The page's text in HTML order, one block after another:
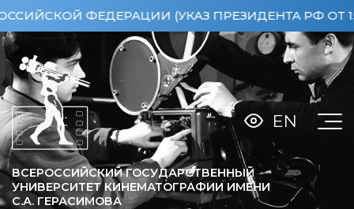
ФЕДЕРАЦИИ (УКАЗ ПРЕЗИДЕНТА РФ ОТ
ВСЕРОССИЙСКИЙ ГОСУДАРСТВЕННЫЙ
УНИВЕРСИТЕТ КИНЕМАТОГРАФИИ ИМЕНИ
С.А. ГЕРАСИМОВА
EN